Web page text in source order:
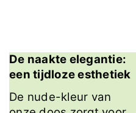
De naakte elegantie:
een tijdloze esthetiek
De nude-kleur van